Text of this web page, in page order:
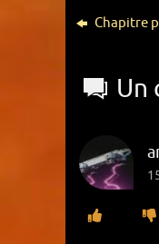
Chapitre
Un